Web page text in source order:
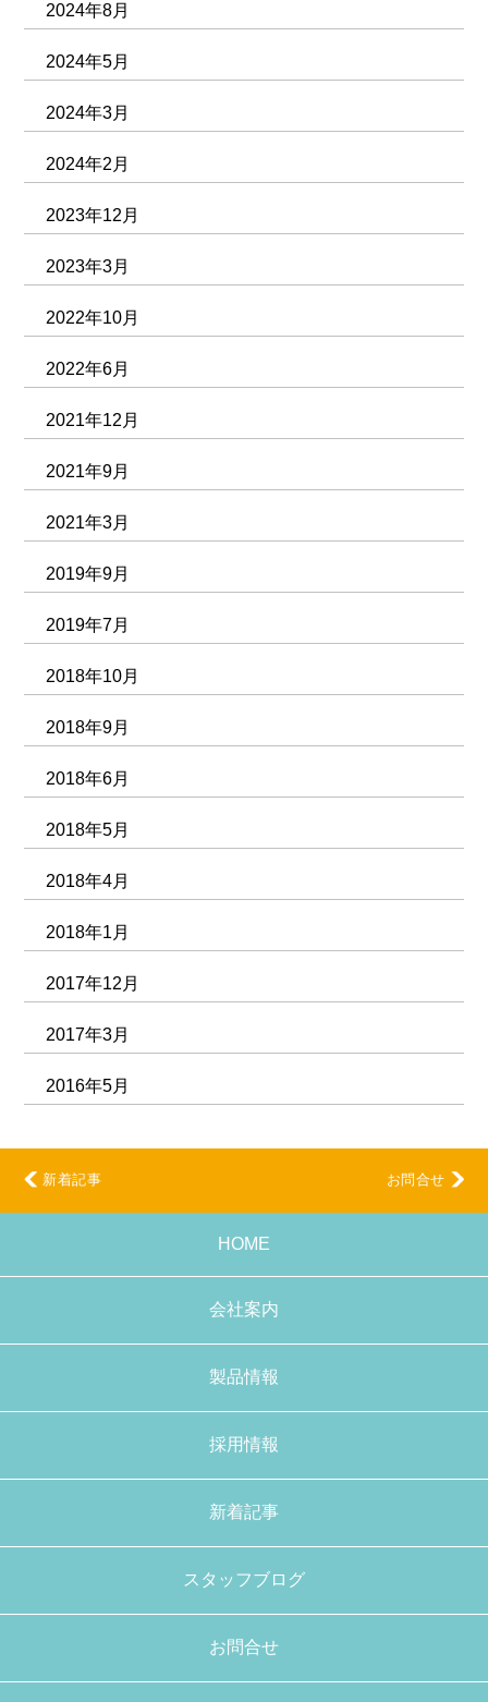
2024年8月
2024年5月
2024年3月
2024年2月
2023年12月
2023年3月
2022年10月
2022年6月
2021年12月
2021年9月
2021年3月
2019年9月
2019年7月
2018年10月
2018年9月
2018年6月
2018年5月
2018年4月
2018年1月
2017年12月
2017年3月
2016年5月
新着記事 お問合せ
HOME
会社案内
製品情報
採用情報
新着記事
スタッフブログ
お問合せ